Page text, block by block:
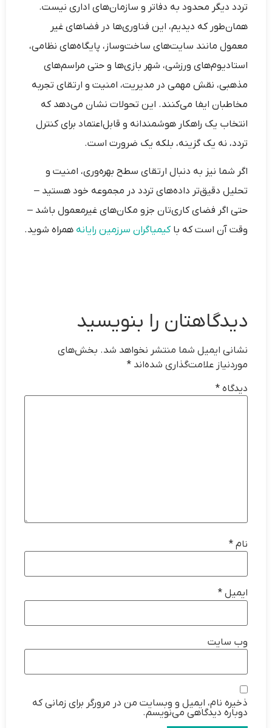
تردد دیگر محدود به دفاتر و سازمان‌های اداری نیست.
همان‌طور که دیدیم، این فناوری‌ها در فضاهای غیر
معمول مانند سایت‌های ساخت‌وساز، پایگاه‌های نظامی،
استادیوم‌های ورزشی، شهر بازی‌ها و حتی مراسم‌های
مذهبی، نقش مهمی در مدیریت، امنیت و ارتقای تجربه
مخاطبان ایفا می‌کنند. این تحولات نشان می‌دهد که
انتخاب یک راهکار هوشمندانه و قابل‌اعتماد برای کنترل
تردد، نه یک گزینه، بلکه یک ضرورت است.
اگر شما نیز به دنبال ارتقای سطح بهره‌وری، امنیت و
تحلیل دقیق‌تر داده‌های تردد در مجموعه خود هستید –
حتی اگر فضای کاری‌تان جزو مکان‌های غیرمعمول باشد –
وقت آن است که باکیمیاگران سرزمین رایانه همراه شوید.
دیدگاهتان را بنویسید
نشانی ایمیل شما منتشر نخواهد شد. بخش‌های
موردنیاز علامت‌گذاری شده‌اند *
دیدگاه *
نام *
ایمیل *
وب‌ سایت
ذخیره نام، ایمیل و وبسایت من در مرورگر برای زمانی که
دوباره دیدگاهی می‌نویسم.